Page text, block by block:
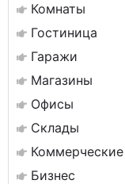
Комнаты
Гостиница
Гаражи
Магазины
Офисы
Склады
Бизнес